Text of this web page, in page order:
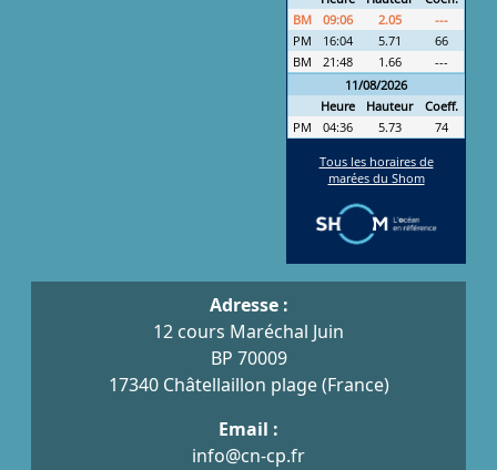
Adresse :
12 cours Maréchal Juin
BP 70009
17340 Châtellaillon plage (France)
Email :
info@cn-cp.fr